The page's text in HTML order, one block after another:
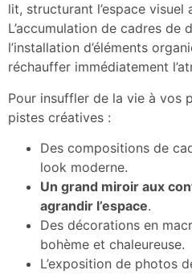
lit, structurant l’espace visuel
L’accumulation de cadres de
l’installation d’éléments
réchauffer immédiatement
Pour insuffler de la vie à vos
pistes créatives :
Des compositions de
look moderne.
Un grand miroir aux
agrandir l’espace.
Des décorations en
bohème et chaleureuse.
L’exposition de photos